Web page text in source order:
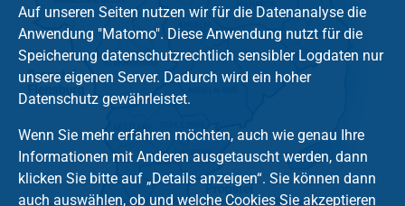
Auf unseren Seiten nutzen wir für die Datenanalyse die
Anwendung "Matomo". Diese Anwendung nutzt für die
Speicherung datenschutzrechtlich sensibler Logdaten nur
unsere eigenen Server. Dadurch wird ein hoher
Datenschutz gewährleistet.
Wenn Sie mehr erfahren möchten, auch wie genau Ihre
Informationen mit Anderen ausgetauscht werden, dann
klicken Sie bitte auf „Details anzeigen“. Sie können dann
auch auswählen, ob und welche Cookies Sie akzeptieren